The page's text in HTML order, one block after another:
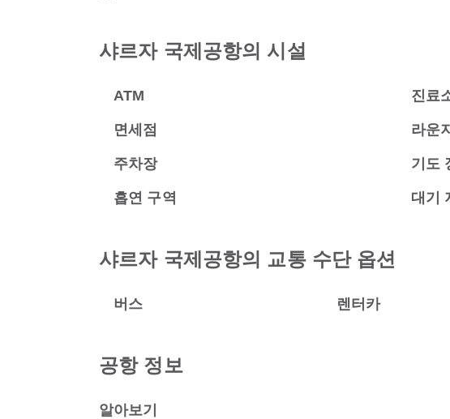
샤르자 국제공항의 시설
ATM 진료
면세점 라운지
주차장 기도
흡연 구역 대기
샤르자 국제공항의 교통 수단 옵션
버스 렌터카
공항 정보
알아보기